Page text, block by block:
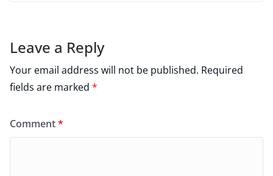
Leave a Reply
Your email address will not be published. Required
fields are marked *
Comment*